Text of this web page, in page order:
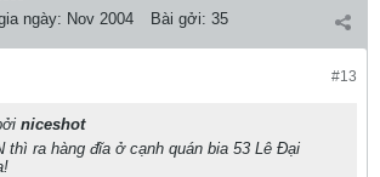
ngày: Nov 2004 Bài gởi: 35
#13
niceshot
thì ra hàng đĩa ở cạnh quán bia 53 Lê Đại